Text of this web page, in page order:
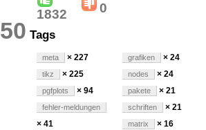
1832 0
50 Tags
meta × 227
tikz × 225
pgfplots × 94
fehler-meldungen
× 41
grafiken × 24
nodes × 24
pakete × 21
schriften × 21
matrix × 16